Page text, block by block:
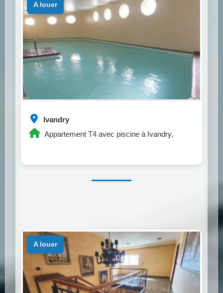
Ivandry
Appartement T4 avec piscine à Ivandry.
a louer
a louer